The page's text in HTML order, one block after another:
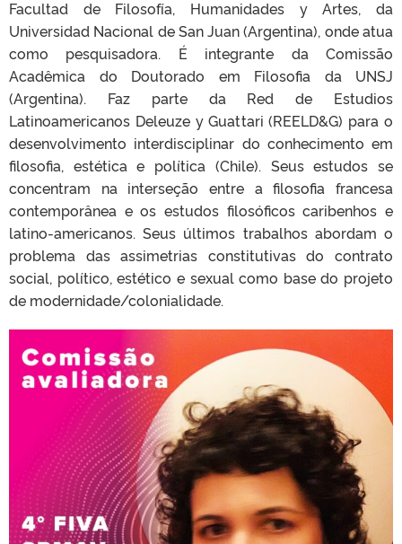
Facultad de Filosofía, Humanidades y Artes, da
Universidad Nacional de San Juan (Argentina), onde atua
como pesquisadora. É integrante da Comissão
Acadêmica do Doutorado em Filosofia da UNSJ
(Argentina). Faz parte da Red de Estudios
Latinoamericanos Deleuze y Guattari (REELD&G) para o
desenvolvimento interdisciplinar do conhecimento em
filosofia, estética e política (Chile). Seus estudos se
concentram na interseção entre a filosofia francesa
contemporânea e os estudos filosóficos caribenhos e
latino-americanos. Seus últimos trabalhos abordam o
problema das assimetrias constitutivas do contrato
social, político, estético e sexual como base do projeto
de modernidade/colonialidade.